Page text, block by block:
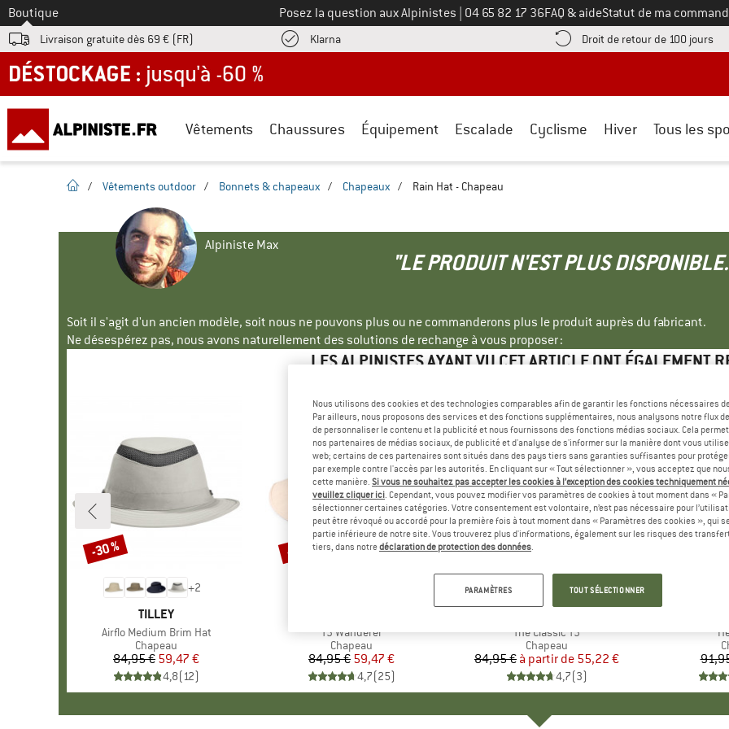
Vers le
Boutique Posez la question aux Alpinistes Appelez-nous au
04 65 82 17 36FAQ & aideStatut de ma
Livraison gratuite dès 69 € (FR) KlarnaTrouve les informations de paiement ici ! Ouvre une boîte d'information
Droit de retour de 100 jours
DÉSTOCKAGE : jusqu'à -60 %
Vêtements Chaussures Équipement Escalade Cyclisme Hiver Tous les
Page d'accueil
/ Vêtements outdoor / Bonnets & chapeaux / Chapeaux / Rain Hat - Chapeau
Alpiniste Max
"LE PRODUIT N'EST PLUS
Soit il s'agit d'un ancien modèle, soit nous ne pouvons plus ou ne commanderons plus le produit auprès du fabricant.
Ne désespérez pas, nous avons naturellement des solutions de rechange à vous proposer :
LES ALPINISTES AYANT VU CET ARTICLE ONT ÉGALEMENT
+2
MARQUE
TILLEY
Article
Airflo Medium Brim Hat
Product group
Chapeau
Prix
84,95 € Prix réduit
59,47 €
4,8(12)
Remise
-30 %
Article
T3 Wanderer
Product group
Chapeau
Prix
84,95 € Prix réduit
59,47 €
4,7(25)
Remise
-30 %
Article
The Classic T3
Product group
Chapeau
Prix
84,95 € Prix réduit
à partir de 55,22 €
4,7(3)
Remise
Jusqu'à -35 %
Nous utilisons des cookies et des technologies comparables afin de garantir les fonctions nécessaires
Par ailleurs, nous proposons des services et des fonctions supplémentaires, nous analysons notre flux
de personnaliser le contenu et la publicité et nous fournissons des fonctions médias sociaux. Cela
nos partenaires de médias sociaux, de publicité et d'analyse de s'informer sur la manière dont vous
web; certains de ces partenaires sont situés dans des pays tiers sans garanties suffisantes pour
par exemple contre l'accès par les autorités. En cliquant sur « Tout sélectionner », vous acceptez que
cette manière. Si vous ne souhaitez pas accepter les cookies à l’exception des cookies techniquement
veuillez cliquer ici. Cependant, vous pouvez modifier vos paramètres de cookies à tout moment dans «
sélectionner certaines catégories. Votre consentement est volontaire, n’est pas nécessaire pour
peut être révoqué ou accordé pour la première fois à tout moment dans « Paramètres des cookies », qui
partie inférieure de notre site. Vous trouverez plus d'informations, également sur les risques des
tiers, dans notredéclaration de protection des données.
PARAMÈTRES TOUT SÉLECTIONNER